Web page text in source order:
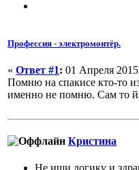
Профессия - электромонтёр.
« Ответ #1: 01 Апреля
Помню на спакисе кто-то
именно не помню. Сам то
Кристина
Не ищи логику и